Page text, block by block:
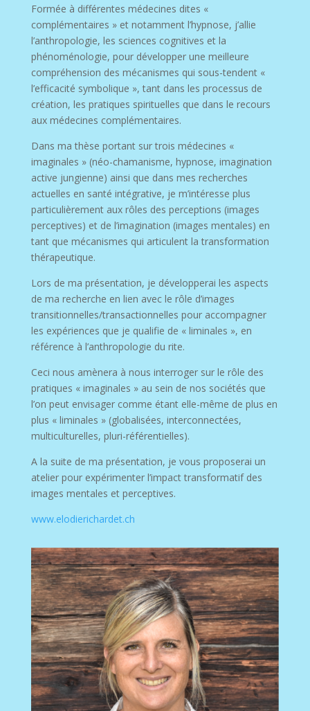
Formée à différentes médecines dites «
complémentaires » et notamment l’hypnose, j’allie
l’anthropologie, les sciences cognitives et la
phénoménologie, pour développer une meilleure
compréhension des mécanismes qui sous-tendent «
l’efficacité symbolique », tant dans les processus de
création, les pratiques spirituelles que dans le recours
aux médecines complémentaires.
Dans ma thèse portant sur trois médecines «
imaginales » (néo-chamanisme, hypnose, imagination
active jungienne) ainsi que dans mes recherches
actuelles en santé intégrative, je m’intéresse plus
particulièrement aux rôles des perceptions (images
perceptives) et de l’imagination (images mentales) en
tant que mécanismes qui articulent la transformation
thérapeutique.
Lors de ma présentation, je développerai les aspects
de ma recherche en lien avec le rôle d’images
transitionnelles/transactionnelles pour accompagner
les expériences que je qualifie de « liminales », en
référence à l’anthropologie du rite.
Ceci nous amènera à nous interroger sur le rôle des
pratiques « imaginales » au sein de nos sociétés que
l’on peut envisager comme étant elle-même de plus en
plus « liminales » (globalisées, interconnectées,
multiculturelles, pluri-référentielles).
A la suite de ma présentation, je vous proposerai un
atelier pour expérimenter l’impact transformatif des
images mentales et perceptives.
www.elodierichardet.ch